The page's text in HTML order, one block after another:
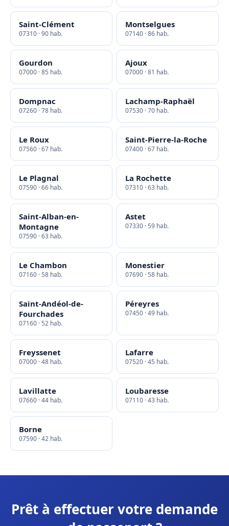
Saint-Clément
07310 · 90 hab.
Montselgues
07140 · 86 hab.
Gourdon
07000 · 85 hab.
Ajoux
07000 · 81 hab.
Dompnac
07260 · 78 hab.
Lachamp-Raphaël
07530 · 70 hab.
Le Roux
07560 · 67 hab.
Saint-Pierre-la-Roche
07400 · 67 hab.
Le Plagnal
07590 · 66 hab.
La Rochette
07310 · 63 hab.
Saint-Alban-en-
Montagne
07590 · 63 hab.
Astet
07330 · 59 hab.
Le Chambon
07160 · 58 hab.
Monestier
07690 · 58 hab.
Saint-Andéol-de-
Fourchades
07160 · 52 hab.
Péreyres
07450 · 49 hab.
Freyssenet
07000 · 48 hab.
Lafarre
07520 · 45 hab.
Lavillatte
07660 · 44 hab.
Loubaresse
07110 · 43 hab.
Borne
07590 · 42 hab.
Prêt à effectuer votre demande